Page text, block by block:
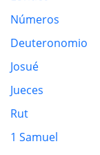
Números
Deuteronomio
Josué
Jueces
Rut
1 Samuel